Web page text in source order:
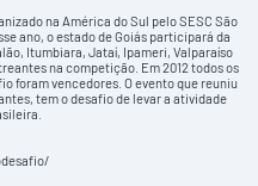
na América do Sul pelo SESC São
ano, o estado de Goiás participará da
Itumbiara, Jataí, Ipameri, Valparaíso
na competição. Em 2012 todos os
foram vencedores. O evento que reuniu
tem o desafio de levar a atividade